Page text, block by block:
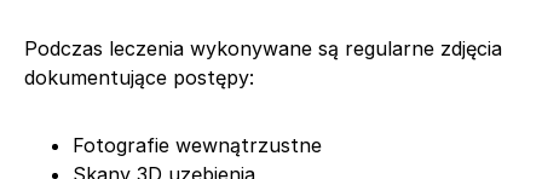
Podczas leczenia wykonywane są regularne zdjęcia
dokumentujące postępy:
Fotografie wewnątrzustne
Skany 3D uzębienia